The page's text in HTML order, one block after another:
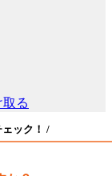
ェック！ /